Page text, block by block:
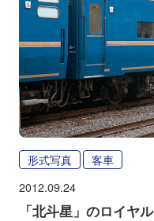
形式写真 客車
2012.09.24
「北斗星」のロイヤ